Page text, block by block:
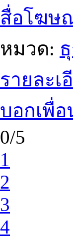
สื่อโฆษ
หมวด:
รายละเ
บอกเพื่อ
0/5
1
2
3
4